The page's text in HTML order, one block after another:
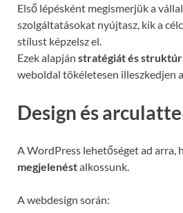
Első lépésként megismerjük a
szolgáltatásokat nyújtasz, kik a
stílust képzelsz el.
Ezek alapján stratégiát és
weboldal tökéletesen illeszkedjen
Design és
A WordPress lehetőséget ad arra,
megjelenéstalkossunk.
A webdesign során: